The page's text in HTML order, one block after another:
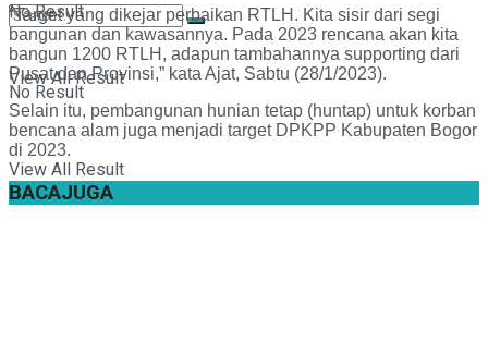
No Result
View All Result
No Result
View All Result
“Target yang dikejar perbaikan RTLH. Kita sisir dari segi
bangunan dan kawasannya. Pada 2023 rencana akan kita
bangun 1200 RTLH, adapun tambahannya supporting dari
Pusat dan Provinsi,” kata Ajat, Sabtu (28/1/2023).
Selain itu, pembangunan hunian tetap (huntap) untuk korban
bencana alam juga menjadi target DPKPP Kabupaten Bogor
di 2023.
BACAJUGA